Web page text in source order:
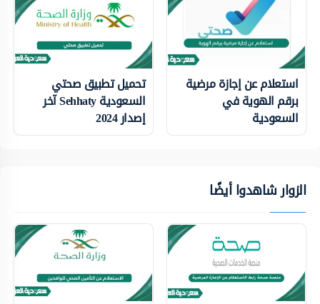
استعلام عن إجازة مرضية
برقم الهوية في
السعودية
تحميل تطبيق صحتي
السعودية Sehhaty آخر
إصدار 2024
الزوار شاهدوا أيضًا